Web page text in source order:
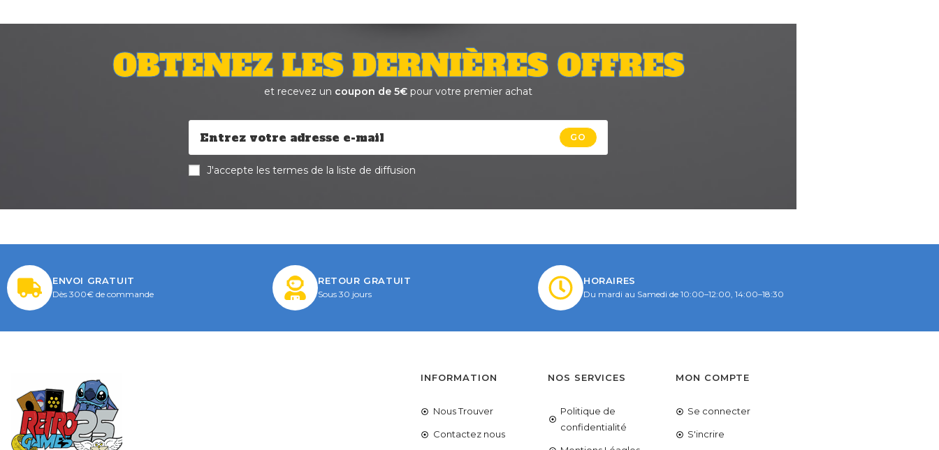
OBTENEZ LES DERNIÈRES OFFRES
et recevez un coupon de 5€ pour votre premier achat
GO
J'accepte les termes de la liste de diffusion
ENVOI GRATUIT
Dès 300€ de commande
RETOUR GRATUIT
Sous 30 jours
HORAIRES
Du mardi au Samedi de 10:00–12:00, 14:00–18:30
INFORMATION
Nous Trouver
Contactez nous
NOS SERVICES
Politique de
confidentialité
MON COMPTE
Se connecter
S'incrire